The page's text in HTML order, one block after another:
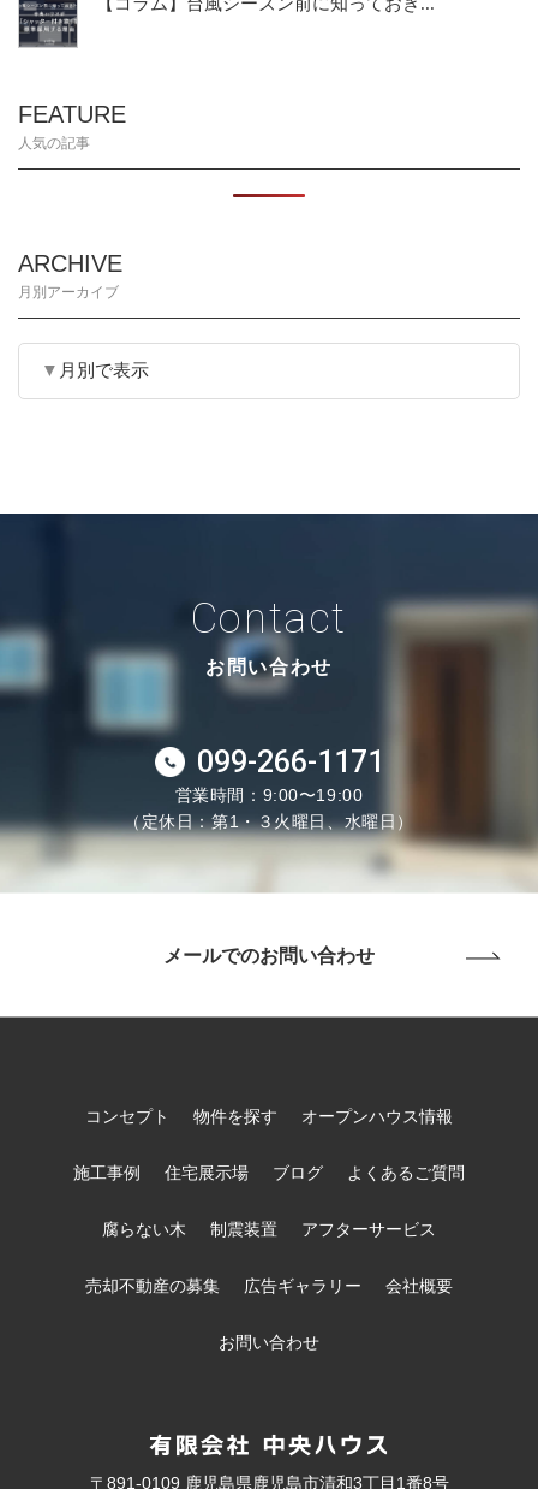
FEATURE
人気の記事
ARCHIVE
月別アーカイブ
月別で表示
Contact
お問い合わせ
099-266-1171
営業時間：9:00〜19:00
（定休日：第1・３火曜日、水曜日）
メールでのお問い合わせ
コンセプト 物件を探す オープンハウス情報
施工事例 住宅展示場 ブログ よくあるご質問
腐らない木 制震装置 アフターサービス
売却不動産の募集 広告ギャラリー 会社概要
お問い合わせ
〒891-0109 鹿児島県鹿児島市清和3丁目1番8号